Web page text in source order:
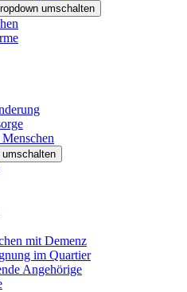
umschalten
umschalten
mit Demenz
im Quartier
Angehörige